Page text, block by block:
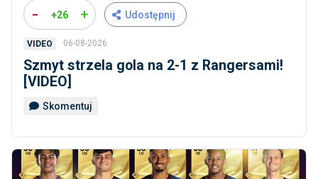
- +26 + Udostępnij
VIDEO 06-08-2026
Szmyt strzela gola na 2-1 z Rangersami!
[VIDEO]
Skomentuj